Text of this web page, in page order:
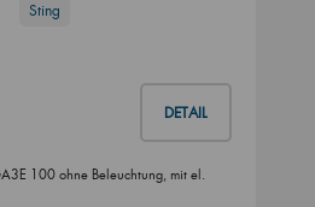
Sting
DETAIL
100 ohne Beleuchtung, mit el.